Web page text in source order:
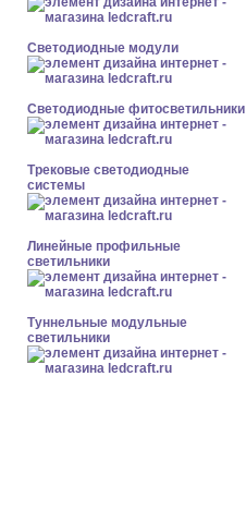
Светодиодные модули
Светодиодные фитосветильники
Трековые светодиодные
системы
Линейные профильные
светильники
Туннельные модульные
светильники